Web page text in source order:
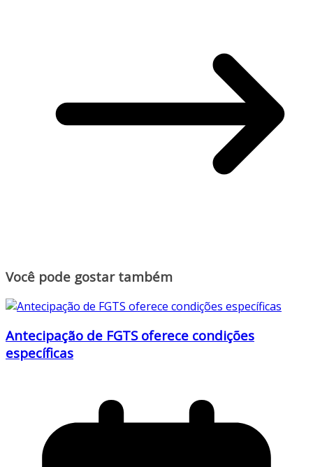
Você pode gostar também
Antecipação de FGTS oferece condições
específicas